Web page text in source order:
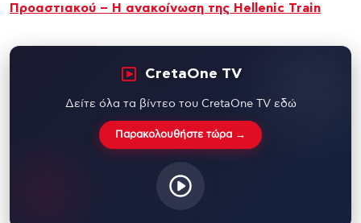
Προαστιακού – Η ανακοίνωση της Hellenic Train
CretaOne TV
Δείτε όλα τα βίντεο του CretaOne TV εδώ
Παρακολουθήστε τώρα →